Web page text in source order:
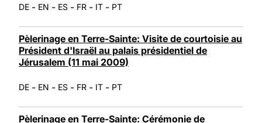
DE - EN - ES - FR - IT - PT
Pèlerinage en Terre-Sainte: Visite de courtoisie au
Président d'Israël au palais présidentiel de
Jérusalem (11 mai 2009)
DE - EN - ES - FR - IT - PT
Pèlerinage en Terre-Sainte: Cérémonie de